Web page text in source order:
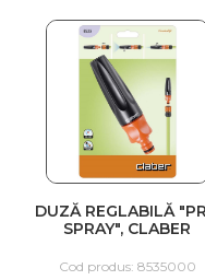
DUZĂ REGLABILĂ
SPRAY", CLABER
Cod produs: 8535000